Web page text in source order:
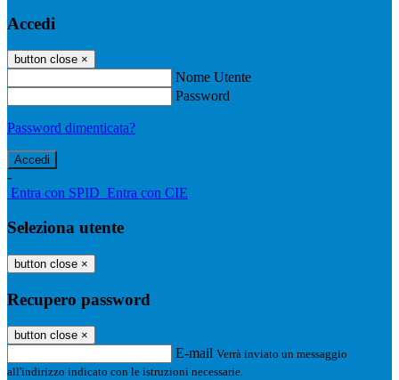
Accedi
button close ×
Nome Utente
Password
Password dimenticata?
-
Entra con SPID Entra con CIE
Seleziona utente
button close ×
Recupero password
button close ×
E-mail Verrà inviato un messaggio
all'indirizzo indicato con le istruzioni necessarie.